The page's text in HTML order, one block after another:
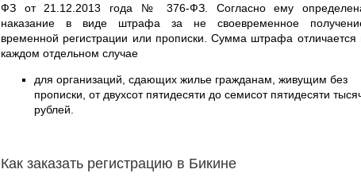
ФЗ от 21.12.2013 года № 376-ФЗ. Согласно ему
наказание в виде штрафа за не своевременное
временной регистрации или прописки. Сумма штрафа отличается
каждом отдельном случае
для организаций, сдающих жилье гражданам, живущим без
прописки, от двухсот пятидесяти до семисот пятидесяти
рублей.
Как заказать регистрацию в Бикине